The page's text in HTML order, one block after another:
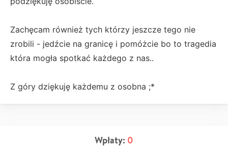
Zachęcam również tych którzy jeszcze tego nie
zrobili - jedźcie na granicę i pomóżcie bo to tragedia
która mogła spotkać każdego z nas..
Z góry dziękuję każdemu z osobna ;*
Wpłaty: 0